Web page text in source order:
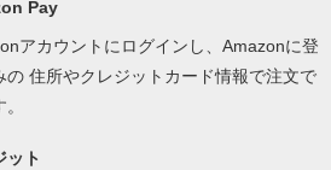
Pay
アカウントにログインし、Amazonに登
の 住所やクレジットカード情報で注文で
。
ット